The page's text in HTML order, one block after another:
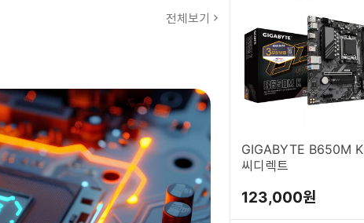
전체보기
GIGABYTE B650M K
씨디렉트
123,000원